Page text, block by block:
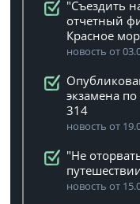
"Съездить
отчетный
Красное
новость от
экзамена
314
новость от
"Не
новость от